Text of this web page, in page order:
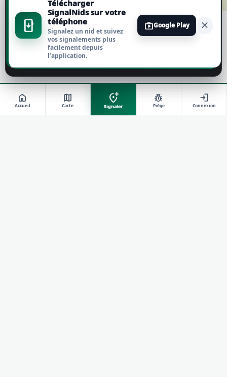
home
Accueil
map
Carte
add_location_alt
Signaler
pest_control
Piège
login
Connexion
install_mobile
Télécharger
SignalNids sur votre
téléphone
Signalez un nid et suivez
vos signalements plus
facilement depuis
l’application.
shopGoogle Play close
Tout accepter
Tout refuser